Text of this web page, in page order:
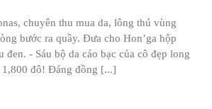
chuyên thu mua da, lông thú vùng
bước ra quầy. Đưa cho Hon’ga hộp
đen. - Sáu bộ da cáo bạc của cô đẹp long
đô! Đáng đồng [...]